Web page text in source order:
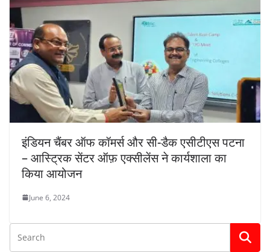
इंडियन चैंबर ऑफ कॉमर्स और सी-डैक एसीटीएस पटना
– आस्ट्रिक सेंटर ऑफ़ एक्सीलेंस ने कार्यशाला का
किया आयोजन
June 6, 2024